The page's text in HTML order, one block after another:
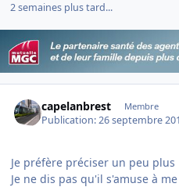
2 semaines plus tard...
capelanbrest Membre
Publication:26 septembre
Je préfère préciser un peu plus
Je ne dis pas qu'il s'amuse à